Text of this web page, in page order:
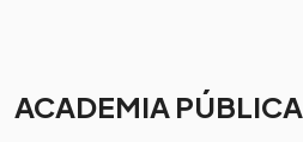
ACADEMIA PÚBLICA